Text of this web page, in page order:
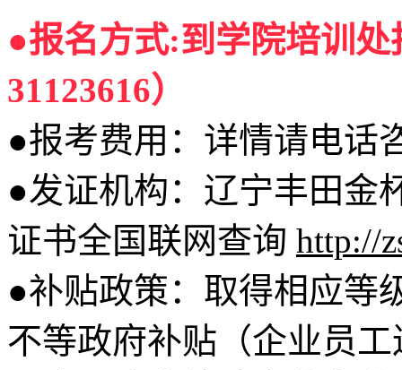
●报名方式:到学院培训
31123616）
●报考费用：详情请电话
●发证机构：辽宁丰田金
证书全国联网查询 http://
●补贴政策：取得相应等
不等政府补贴（企业员